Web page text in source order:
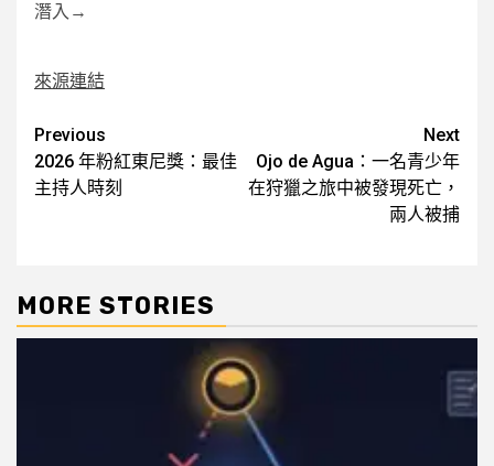
潛入 →
來源連結
Post
navigation
Previous
2026 年粉紅東尼獎：最佳
主持人時刻
Next
Ojo de Agua：一名青少年
在狩獵之旅中被發現死亡，
兩人被捕
MORE STORIES